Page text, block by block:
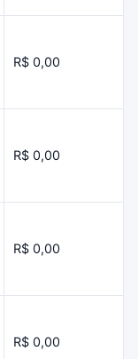
R$ 0,00
R$ 0,00
R$ 0,00
R$ 0,00